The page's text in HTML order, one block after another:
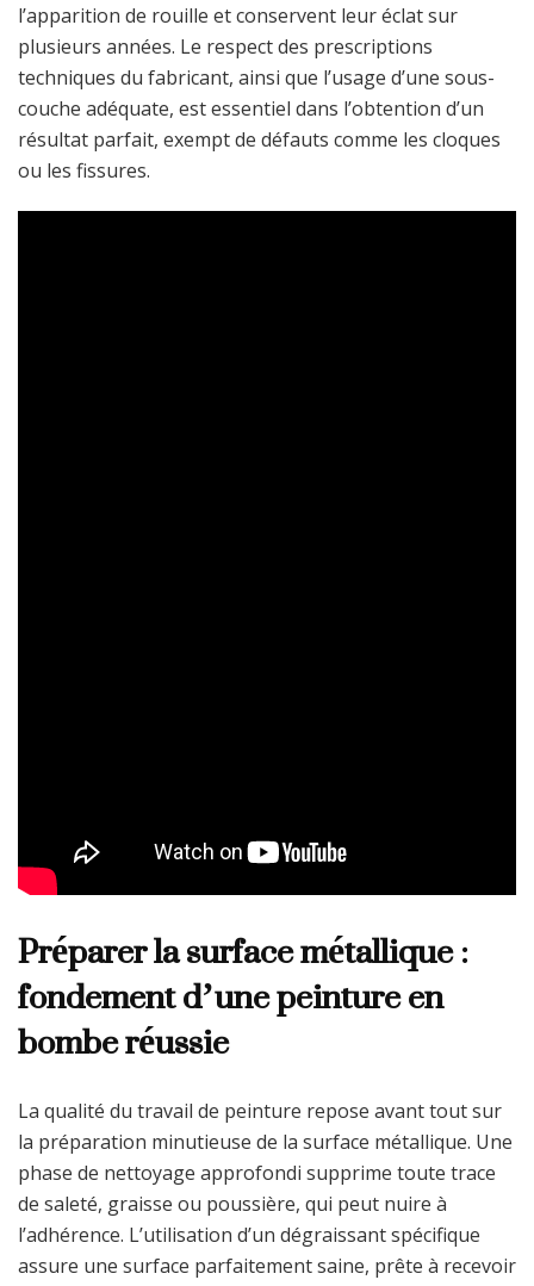
l’apparition de rouille et conservent leur éclat sur
plusieurs années. Le respect des prescriptions
techniques du fabricant, ainsi que l’usage d’une sous-
couche adéquate, est essentiel dans l’obtention d’un
résultat parfait, exempt de défauts comme les cloques
ou les fissures.
Préparer la surface métallique :
fondement d’une peinture en
bombe réussie
La qualité du travail de peinture repose avant tout sur
la préparation minutieuse de la surface métallique. Une
phase de nettoyage approfondi supprime toute trace
de saleté, graisse ou poussière, qui peut nuire à
l’adhérence. L’utilisation d’un dégraissant spécifique
assure une surface parfaitement saine, prête à recevoir